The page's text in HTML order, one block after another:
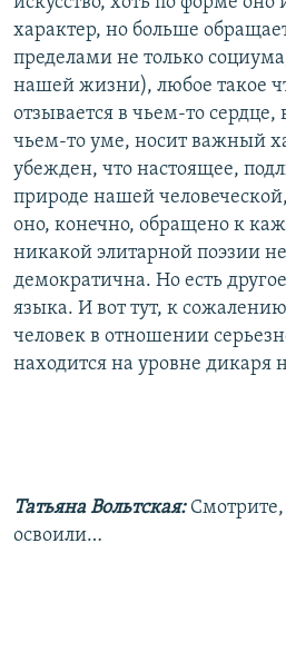
характер, но больше
пределами не только
нашей жизни), любое такое
отзывается в чьем-то
чьем-то уме, носит важный
убежден, что настоящее,
природе нашей
оно, конечно, обращено к
никакой элитарной поэзии
демократична. Но есть
языка. И вот тут, к
человек в отношении
находится на уровне дикаря
Татьяна Вольтская:
освоили…